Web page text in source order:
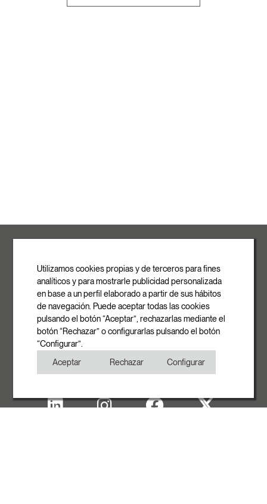
Ronda de la Font Grossa, 15 Pol. Ind. La Gavarra
08540 Centelles | Barcelona
E-mail
info@rovasi.com
Téléphone
+34 93 881 37 13
Utilizamos cookies propias y de terceros para fines
analíticos y para mostrarle publicidad personalizada
en base a un perfil elaborado a partir de sus hábitos
de navegación. Puede aceptar todas las cookies
pulsando el botón “Aceptar”, rechazarlas mediante el
botón “Rechazar” o configurarlas pulsando el botón
“Configurar”.
Aceptar
Rechazar Configurar